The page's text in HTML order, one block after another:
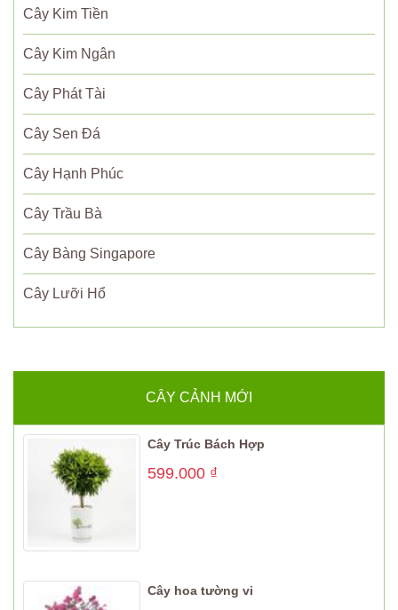
Cây Kim Tiền
Cây Kim Ngân
Cây Phát Tài
Cây Sen Đá
Cây Hạnh Phúc
Cây Trầu Bà
Cây Bàng Singapore
Cây Lưỡi Hổ
CÂY CẢNH MỚI
Cây Trúc Bách Hợp
599.000 ₫
Cây hoa tường vi